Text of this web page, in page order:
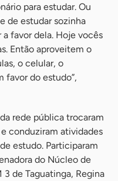
para estudar. Ou
de estudar sozinha
favor dela. Hoje vocês
Então aproveitem o
o celular, o
favor do estudo”,
rede pública trocaram
conduziram atividades
estudo. Participaram
do Núcleo de
de Taguatinga, Regina